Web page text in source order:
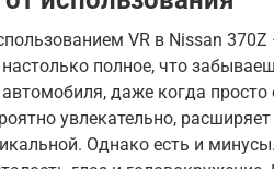
VR в Nissan 370Z
полное, что
даже когда
увлекательно,
Однако есть и